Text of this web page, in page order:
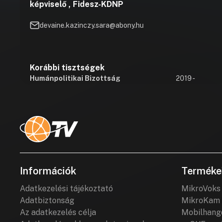
képviselő , Fidesz-KDNP
devaine.kazinczy.sara@abony.hu
Korábbi tisztségek
Humánpolitikai Bizottság 2019 -
Információk
Adatkezelési tájékoztató
Adatbiztonság
Az adatkezelés célja
MikroVoks
MikroKam